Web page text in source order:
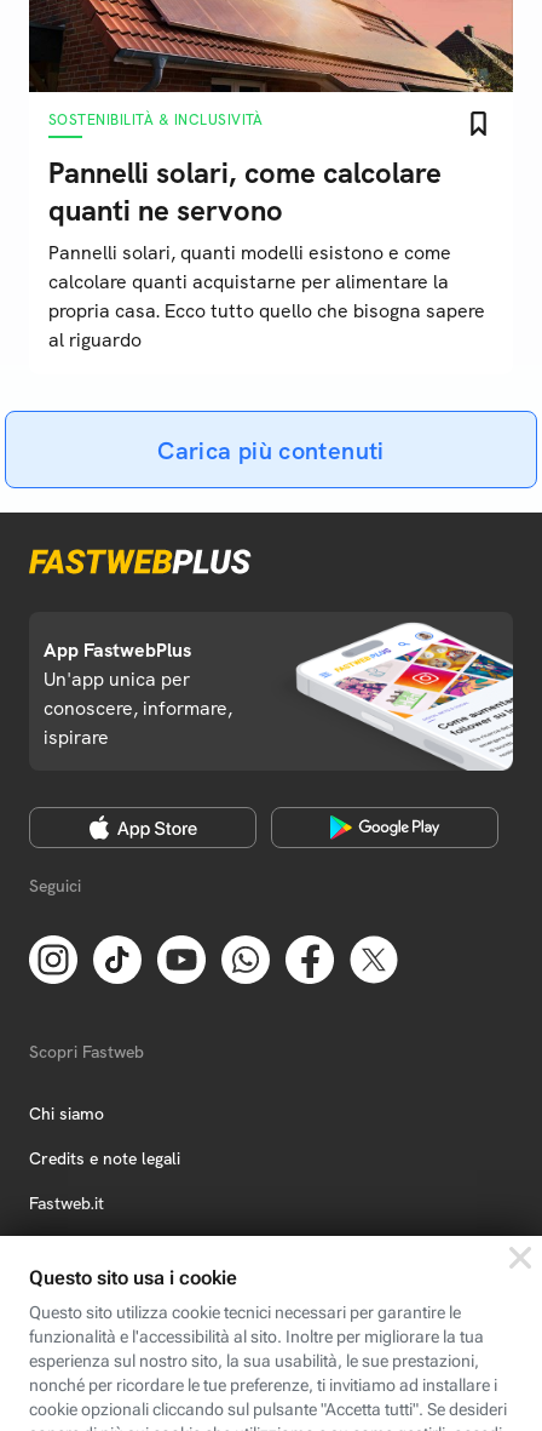
SOSTENIBILITÀ & INCLUSIVITÀ
Pannelli solari, come calcolare
quanti ne servono
Pannelli solari, quanti modelli esistono e come
calcolare quanti acquistarne per alimentare la
propria casa. Ecco tutto quello che bisogna sapere
al riguardo
Carica più contenuti
App FastwebPlus
Un'app unica per
conoscere, informare,
ispirare
Seguici
Scopri Fastweb
Chi siamo
Credits e note legali
Fastweb.it
Fastweb Digital Academy
STEP FuturAbility District